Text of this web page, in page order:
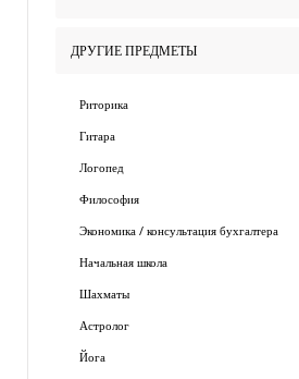
ДРУГИЕ ПРЕДМЕТЫ
Риторика
Гитара
Логопед
Философия
Экономика / консультация бухгалтера
Начальная школа
Шахматы
Астролог
Йога